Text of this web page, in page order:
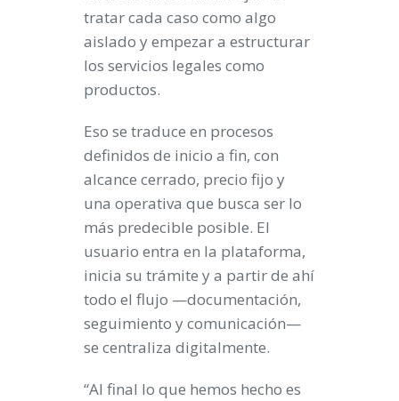
tratar cada caso como algo
aislado y empezar a estructurar
los servicios legales como
productos.
Eso se traduce en procesos
definidos de inicio a fin, con
alcance cerrado, precio fijo y
una operativa que busca ser lo
más predecible posible. El
usuario entra en la plataforma,
inicia su trámite y a partir de ahí
todo el flujo —documentación,
seguimiento y comunicación—
se centraliza digitalmente.
“Al final lo que hemos hecho es